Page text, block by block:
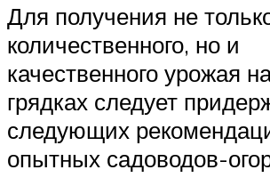
Для получения не
количественного, но и
качественного урожая
грядках следует
следующих
опытных садоводов-